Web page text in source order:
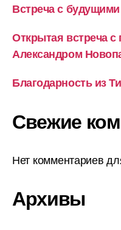
Встреча с
Открытая встреча с
Александром
Благодарность из
Свежие
Нет комментариев
Архивы